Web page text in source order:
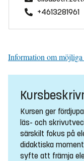
+4613281961
Information om
Kursen ger
läs- och
särskilt fokus på
didaktiska
syfte att främja